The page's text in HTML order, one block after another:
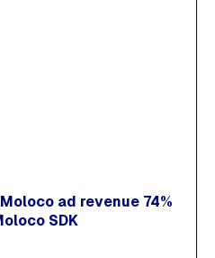
ad revenue 74%
SDK